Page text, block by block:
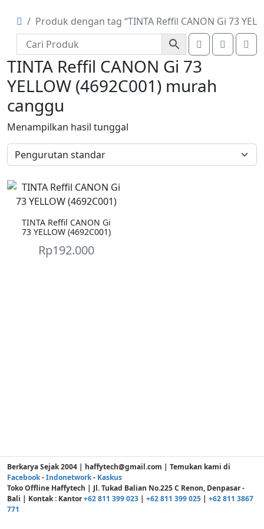
Produk dengan tag “TINTA Reffil CANON Gi 73
Account
TINTA Reffil CANON Gi 73
YELLOW (4692C001) murah
canggu
Menampilkan hasil tunggal
TINTA Reffil CANON Gi
73 YELLOW (4692C001)
Rp192.000
Berkarya Sejak 2004 | haffytech@gmail.com | Temukan kami di
Facebook-Indonetwork- Kaskus
Toko Offline Haffytech | Jl. Tukad Balian No.225 C Renon, Denpasar -
Bali | Kontak : Kantor+62 811 399 023 | +62 811 399 025 | +62 811 3867
771